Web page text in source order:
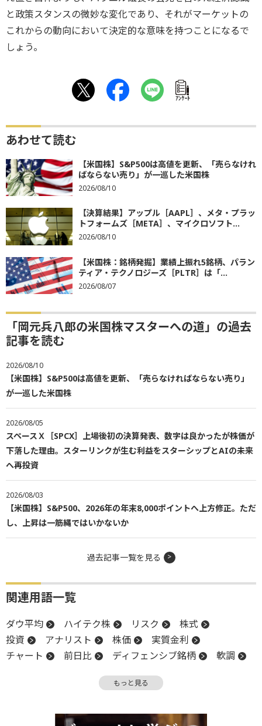
と政策スタンスの微妙な変化であり、それがマーケットの
これからの動向において決定的な意味を持つことになるで
しょう。
ｱﾝｹｰﾄ
あわせて読む
【米国株】S&P500は高値を更新、「売らなけれ
ばならない売り」が一巡した米国株
2026/08/10
【決算結果】アップル［AAPL］、メタ・プラッ
トフォームズ［META］、マイクロソフト...
2026/08/10
【米国株：銘柄発掘】業績上振れ5銘柄、パラン
ティア・テクノロジーズ［PLTR］は「...
2026/08/07
「岡元兵八郎の米国株マスターへの道」の過去
記事を読む
2026/08/10
【米国株】S&P500は高値を更新、「売らなければならない売り」
が一巡した米国株
2026/08/05
スペースＸ［SPCX］上場後初の決算発表、数字は良かったが株価が
下落した理由。スターリンクが生む利益をスターシップとAIの未来
へ再投資
2026/08/03
【米国株】S&P500、2026年の年末8,000ポイントへ上方修正。ただ
し、上昇は一筋縄ではいかないか
過去記事一覧を見る
関連用語一覧
ダウ平均 ハイテク株 リスク
株式
投資
アナリスト 株価
実質金利
チャート
前日比 ディフェンシブ銘柄
軟調
米国株 インフレ
終値 材料
CEO
もっと見る